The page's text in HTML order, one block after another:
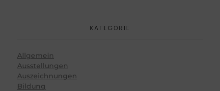
KATEGORIE
Allgemein
Ausstellungen
Auszeichnungen
Bildung